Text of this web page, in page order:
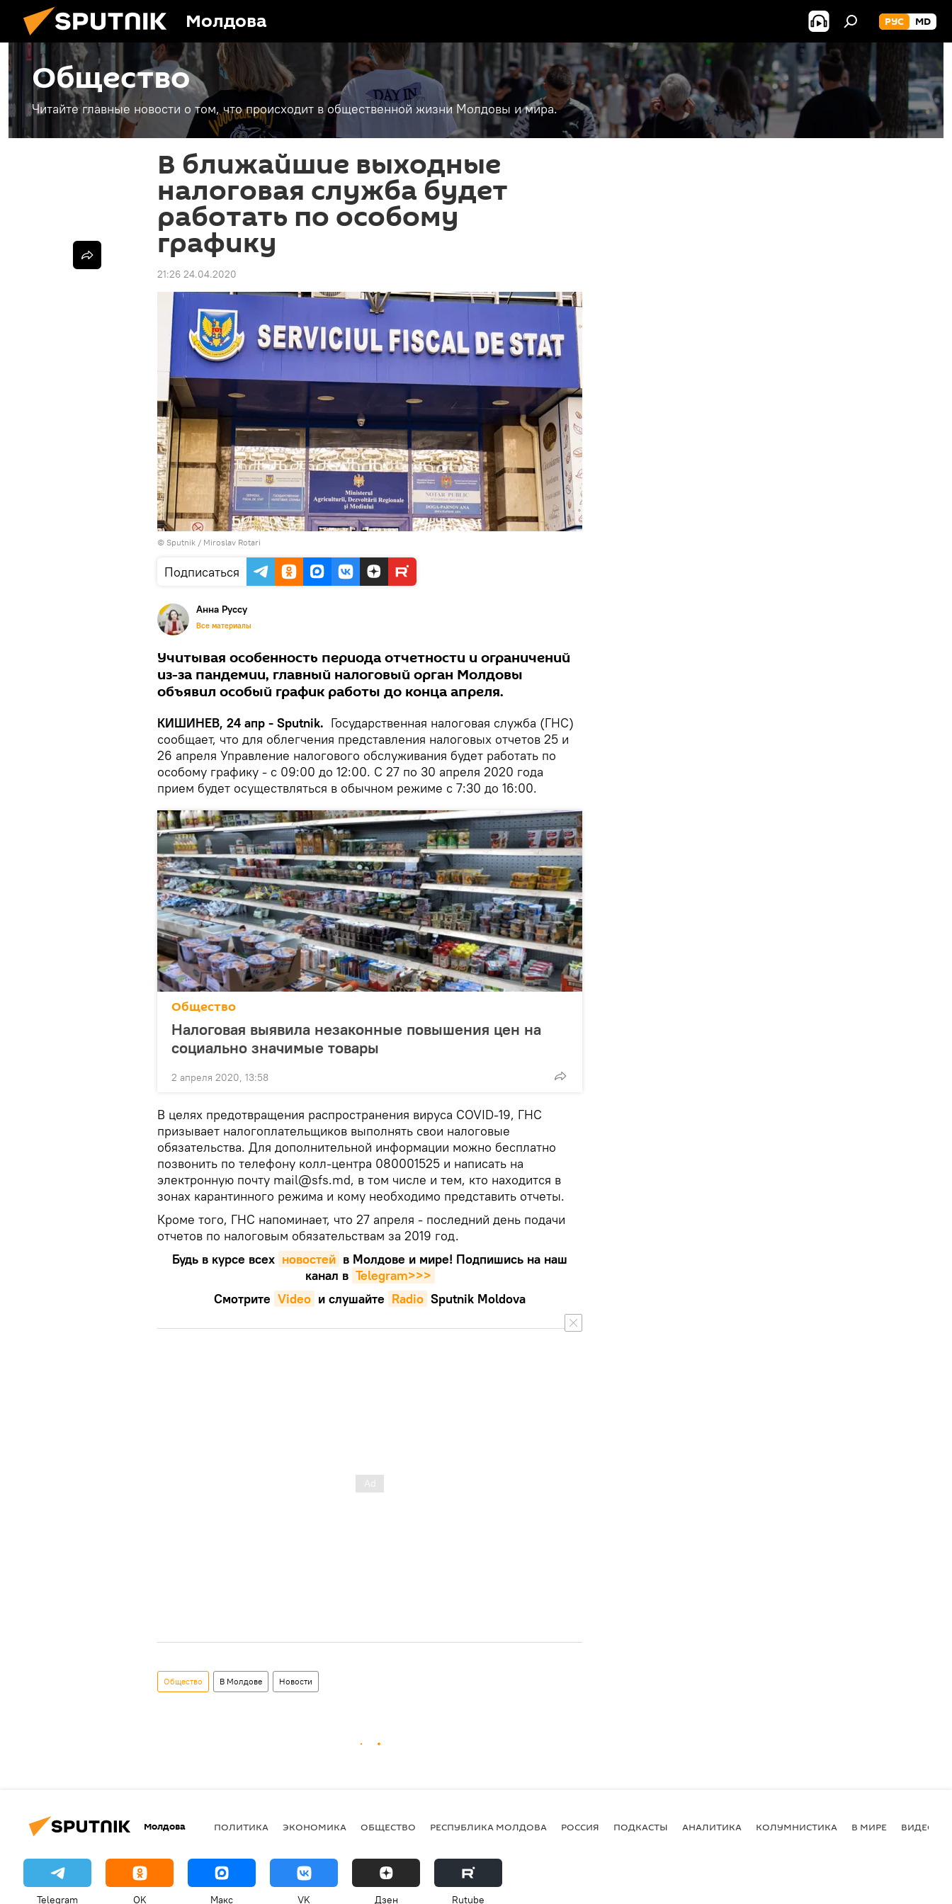
Молдова РУС MD
Общество
Читайте главные новости о том, что происходит в общественной жизни Молдовы и мира.
В ближайшие выходные
налоговая служба будет
работать по особому
графику
21:26 24.04.2020
© Sputnik / Miroslav Rotari
Подписаться
Анна Руссу
Все материалы
Учитывая особенность периода отчетности и ограничений
из-за пандемии, главный налоговый орган Молдовы
объявил особый график работы до конца апреля.
КИШИНЕВ, 24 апр - Sputnik. Государственная налоговая служба (ГНС)
сообщает, что для облегчения представления налоговых отчетов 25 и
26 апреля Управление налогового обслуживания будет работать по
особому графику - с 09:00 до 12:00. С 27 по 30 апреля 2020 года
прием будет осуществляться в обычном режиме с 7:30 до 16:00.
Общество
Налоговая выявила незаконные повышения цен на
социально значимые товары
2 апреля 2020, 13:58
В целях предотвращения распространения вируса СOVID-19, ГНС
призывает налогоплательщиков выполнять свои налоговые
обязательства. Для дополнительной информации можно бесплатно
позвонить по телефону колл-центра 080001525 и написать на
электронную почту mail@sfs.md, в том числе и тем, кто находится в
зонах карантинного режима и кому необходимо представить отчеты.
Кроме того, ГНС напоминает, что 27 апреля - последний день подачи
отчетов по налоговым обязательствам за 2019 год.
Будь в курсе всех новостей в Молдове и мире! Подпишись на наш
канал в Telegram>>>
Смотрите Video и слушайте Radio Sputnik Moldova
Общество В Молдове Новости
Молдова ПОЛИТИКА ЭКОНОМИКА ОБЩЕСТВО РЕСПУБЛИКА МОЛДОВА РОССИЯ ПОДКАСТЫ АНАЛИТИКА КОЛУМНИСТИКА В МИРЕ ВИДЕО
Telegram OK Макс VK Дзен Rutube